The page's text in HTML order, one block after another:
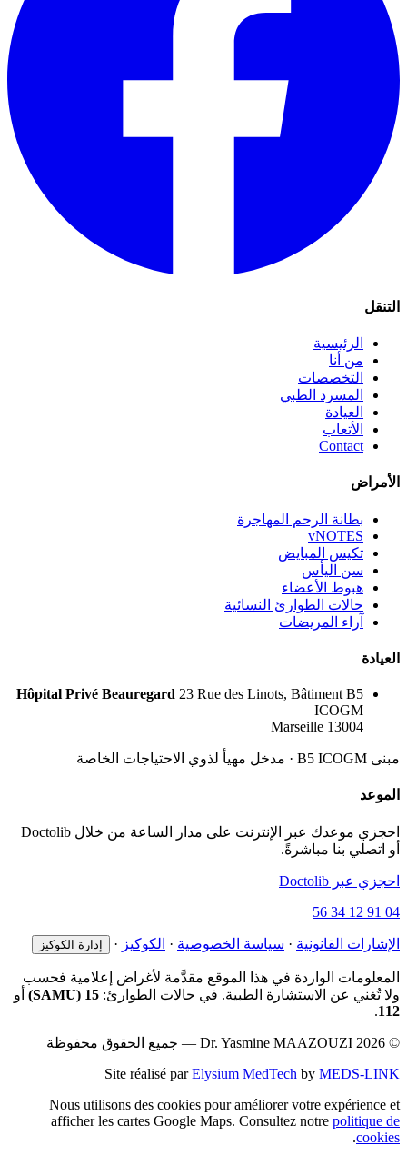
التنقل
الرئيسية
من أنا
التخصصات
المسرد الطبي
العيادة
الأتعاب
Contact
الأمراض
بطانة الرحم المهاجرة
vNOTES
تكيس المبايض
سن اليأس
هبوط الأعضاء
حالات الطوارئ النسائية
آراء المريضات
العيادة
Hôpital Privé Beauregard 23 Rue des Linots, Bâtiment B5
ICOGM
13004 Marseille
مبنى B5 ICOGM · مدخل مهيأ لذوي الاحتياجات الخاصة
الموعد
احجزي موعدك عبر الإنترنت على مدار الساعة من خلال Doctolib
أو اتصلي بنا مباشرةً.
احجزي عبر Doctolib
04 91 12 34 56
الإشارات القانونية · سياسة الخصوصية · الكوكيز · إدارة الكوكيز
المعلومات الواردة في هذا الموقع مقدَّمة لأغراض إعلامية فحسب
ولا تُغني عن الاستشارة الطبية. في حالات الطوارئ: 15 (SAMU)
أو
112
.
© 2026 Dr. Yasmine MAAZOUZI — جميع الحقوق محفوظة
Site réalisé parElysium MedTech by MEDS-LINK
Nous utilisons des cookies pour améliorer votre expérience et
afficher les cartes Google Maps. Consultez notre politique de
cookies
.